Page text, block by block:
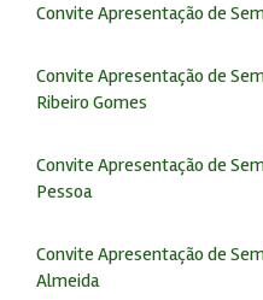
Convite Apresentação de
Convite Apresentação de
Ribeiro Gomes
Convite Apresentação de
Pessoa
Convite Apresentação de
Almeida